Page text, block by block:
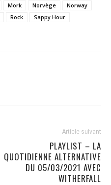
Mork Norvège
Norway
Rock
Sappy Hour
Article suivant
PLAYLIST – LA
QUOTIDIENNE ALTERNATIVE
DU 05/03/2021 AVEC
WITHERFALL